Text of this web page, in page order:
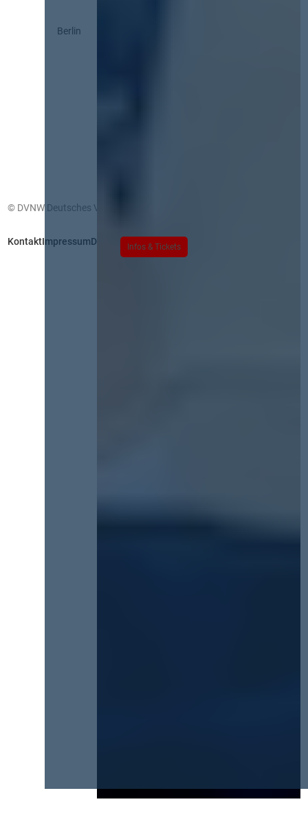
Infos & Tickets
Berlin
© DVNW Deutsches Vergabenetzwerk GmbH
KontaktImpressumDatenschutz